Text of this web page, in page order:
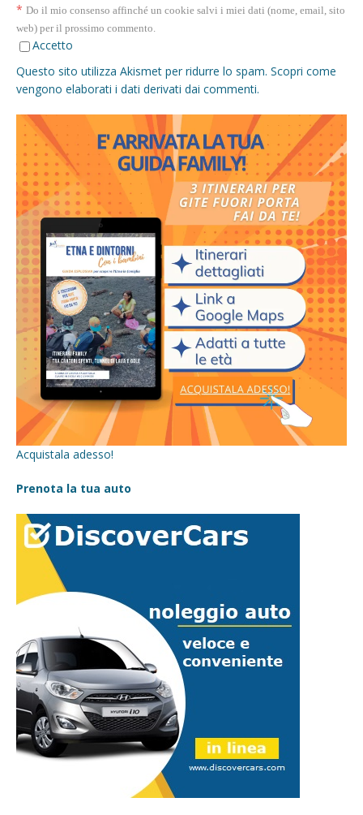
* Do il mio consenso affinché un cookie salvi i miei dati (nome, email, sito
web) per il prossimo commento.
Accetto
Questo sito utilizza Akismet per ridurre lo spam. Scopri come
vengono elaborati i dati derivati dai commenti.
Acquistala adesso!
Prenota la tua auto